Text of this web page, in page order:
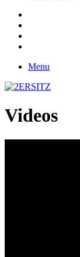
Menu
Videos